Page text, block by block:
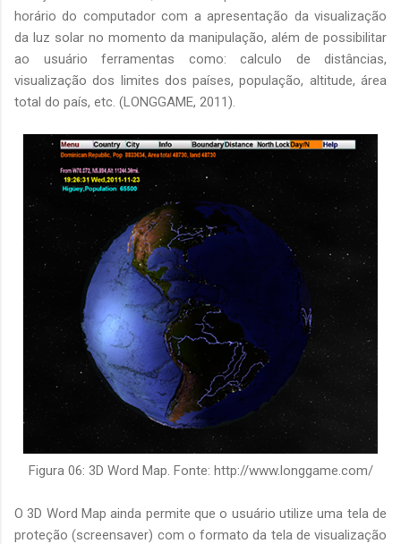
horário do computador com a apresentação da visualização
da luz solar no momento da manipulação, além de possibilitar
ao usuário ferramentas como: calculo de distâncias,
visualização dos limites dos países, população, altitude, área
total do país, etc. (LONGGAME, 2011).
Figura 06: 3D Word Map. Fonte: http://www.longgame.com/
O 3D Word Map ainda permite que o usuário utilize uma tela de
proteção (screensaver) com o formato da tela de visualização